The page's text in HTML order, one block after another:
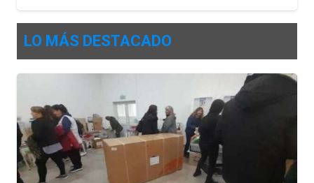
LO MÁS DESTACADO